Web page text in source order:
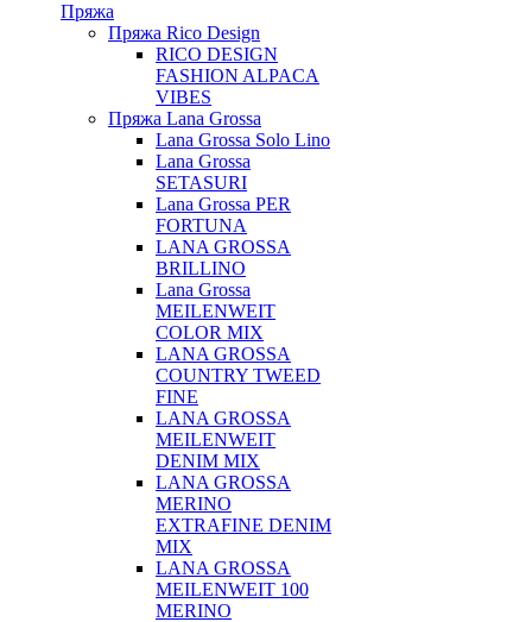
Пряжа
Пряжа Rico Design
RICO DESIGN
FASHION ALPACA
VIBES
Пряжа Lana Grossa
Lana Grossa Solo Lino
Lana Grossa
SETASURI
Lana Grossa PER
FORTUNA
LANA GROSSA
BRILLINO
Lana Grossa
MEILENWEIT
COLOR MIX
LANA GROSSA
COUNTRY TWEED
FINE
LANA GROSSA
MEILENWEIT
DENIM MIX
LANA GROSSA
MERINO
EXTRAFINE DENIM
MIX
LANA GROSSA
MEILENWEIT 100
MERINO